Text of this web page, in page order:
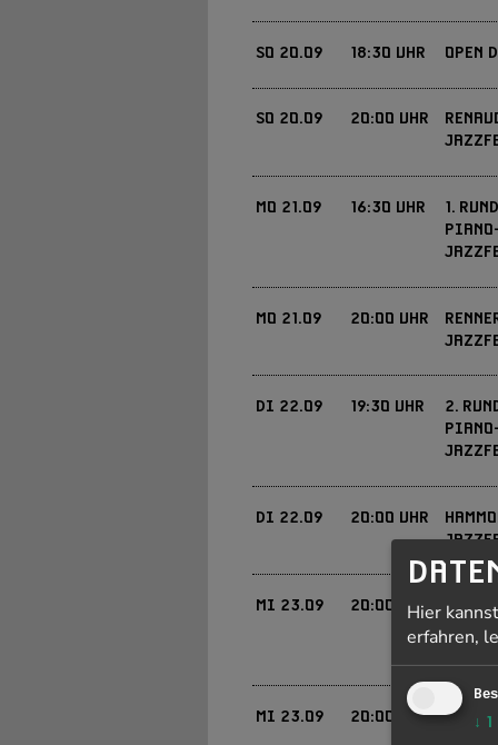
FÜR ALLE
EINTRITT FREI
SO 20.09 18:30 UHR OPEN
SO 20.09 20:00 UHR
VVK 30€ / 34€ | AK 32
MO 21.09 16:30 UHR
1.
DIE VORRUNDEN
MO 21.09 20:00 UHR
VVK 19 € / 23 € | AK
JETZT KARTEN KAUFEN »
DI 22.09 19:30 UHR
2.
DIE VORRUNDEN
DI 22.09 20:00 UHR
MI 23.09 20:00 UHR
MI 23.09 20:00 UHR
Hier
erfahren,
↓ 1